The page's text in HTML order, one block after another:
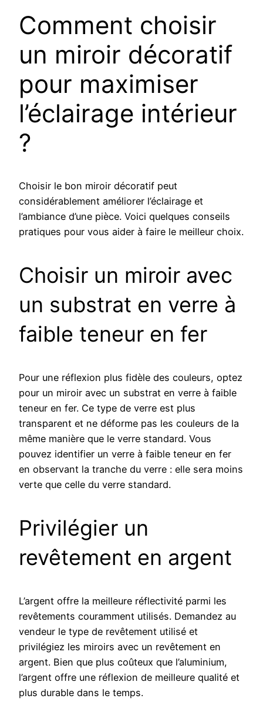
Comment choisir
un miroir décoratif
pour maximiser
l’éclairage intérieur
?
Choisir le bon miroir décoratif peut
considérablement améliorer l’éclairage et
l’ambiance d’une pièce. Voici quelques conseils
pratiques pour vous aider à faire le meilleur choix.
Choisir un miroir avec
un substrat en verre à
faible teneur en fer
Pour une réflexion plus fidèle des couleurs, optez
pour un miroir avec un substrat en verre à faible
teneur en fer. Ce type de verre est plus
transparent et ne déforme pas les couleurs de la
même manière que le verre standard. Vous
pouvez identifier un verre à faible teneur en fer
en observant la tranche du verre : elle sera moins
verte que celle du verre standard.
Privilégier un
revêtement en argent
L’argent offre la meilleure réflectivité parmi les
revêtements couramment utilisés. Demandez au
vendeur le type de revêtement utilisé et
privilégiez les miroirs avec un revêtement en
argent. Bien que plus coûteux que l’aluminium,
l’argent offre une réflexion de meilleure qualité et
plus durable dans le temps.